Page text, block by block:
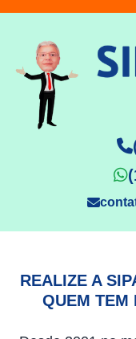
REALIZE A
QUEM TEM